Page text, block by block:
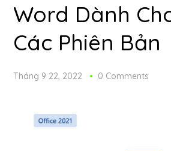
Word Dành
Các Phiên Bản
Tháng 9 22, 2022 0 Comments